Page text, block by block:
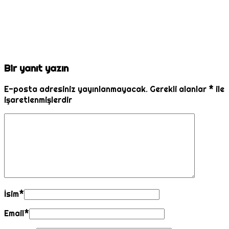
Bir yanıt yazın
E-posta adresiniz yayınlanmayacak. Gerekli alanlar * ile
işaretlenmişlerdir
İsim*
Email*